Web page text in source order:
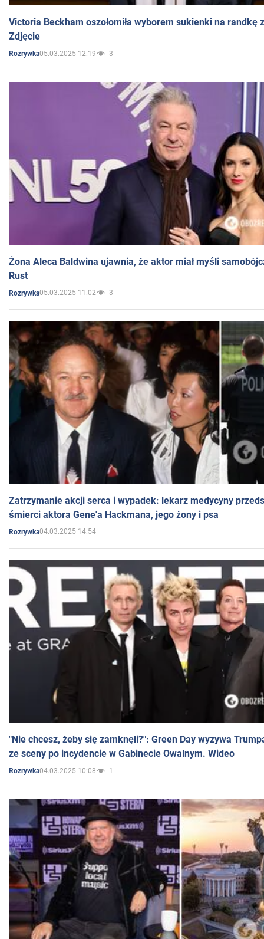
Victoria Beckham oszołomiła wyborem sukienki na randkę
Zdjęcie
Rozrywka05.03.2025 12:19 3
Żona Aleca Baldwina ujawnia, że aktor miał myśli
Rust
Rozrywka05.03.2025 11:02 3
Zatrzymanie akcji serca i wypadek: lekarz medycyny
śmierci aktora Gene'a Hackmana, jego żony i psa
Rozrywka04.03.2025 14:54
"Nie chcesz, żeby się zamknęli?": Green Day wyzywa
ze sceny po incydencie w Gabinecie Owalnym. Wideo
Rozrywka04.03.2025 10:08 1